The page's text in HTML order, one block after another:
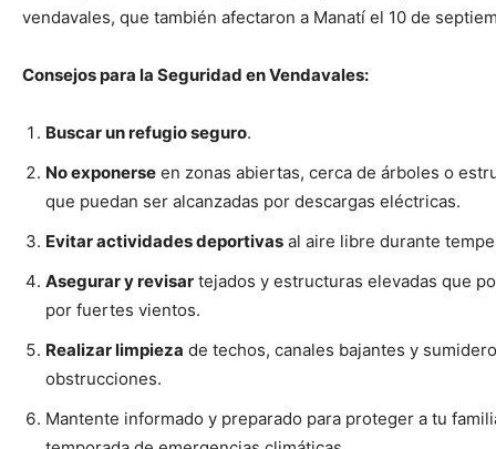
vendavales, que también afectaron a Manatí el 10 de
Consejos para la Seguridad en Vendavales:
Buscar un refugio seguro.
No exponerse en zonas abiertas, cerca de árboles o
que puedan ser alcanzadas por descargas eléctricas.
Evitar actividades deportivas al aire libre durante
Asegurar y revisar tejados y estructuras elevadas que
por fuertes vientos.
Realizar limpieza de techos, canales bajantes y
obstrucciones.
Mantente informado y preparado para proteger a tu